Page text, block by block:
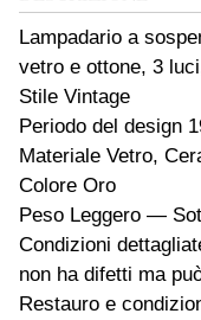
Lampadario a
vetro e ottone, 3
Stile Vintage
Periodo del design
Materiale Vetro,
Colore Oro
Peso Leggero —
Condizioni
non ha difetti ma
Restauro e